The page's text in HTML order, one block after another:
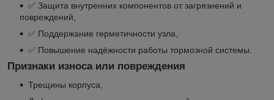
✅ Защита внутренних компонентов от загрязнений и
повреждений,
✅ Поддержание герметичности узла,
✅ Повышение надёжности работы тормозной системы.
Признаки износа или повреждения
Трещины корпуса,